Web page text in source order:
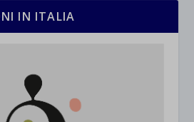
IN ITALIA